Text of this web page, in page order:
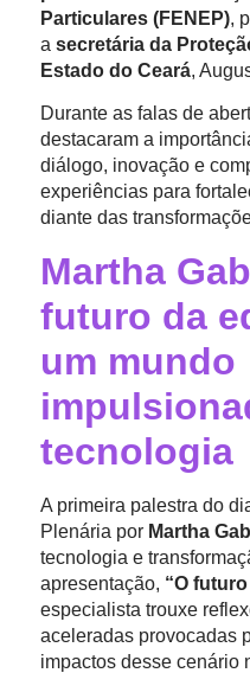
Particulares (FENEP),
a secretária da
Estado do Ceará,
Durante as falas de
destacaram a
diálogo, inovação e
experiências para
diante das
Martha
futuro da
um mundo
tecnologia
A primeira palestra do
Plenária porMartha
tecnologia e
apresentação, “O
especialista trouxe
aceleradas provocadas
impactos desse cenário